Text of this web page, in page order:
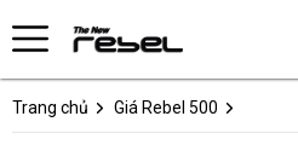
Trang chủ Giá Rebel 500